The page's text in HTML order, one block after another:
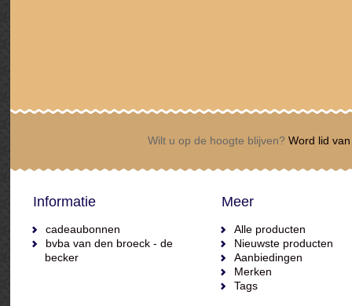
Wilt u op de hoogte blijven? Word lid
Informatie
cadeaubonnen
bvba van den broeck - de
becker
Meer
Alle producten
Nieuwste producten
Aanbiedingen
Merken
Tags